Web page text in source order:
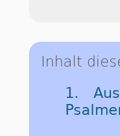
Inhalt
1.